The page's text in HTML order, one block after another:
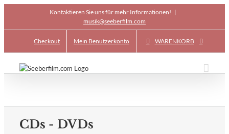
content
Kontaktieren Sie uns für mehr Informationen! |
musik@seeberfilm.com
Checkout Mein Benutzerkonto WARENKORB
CDs - DVDs